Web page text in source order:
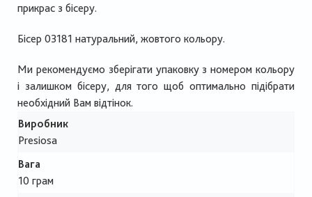
прикрас з бісеру.
Бісер 03181 натуральний, жовтого кольору.
Ми рекомендуємо зберігати упаковку з номером кольору
і залишком бісеру, для того щоб оптимально підібрати
необхідний Вам відтінок.
Виробник
Presiosa
Вага
10 грам